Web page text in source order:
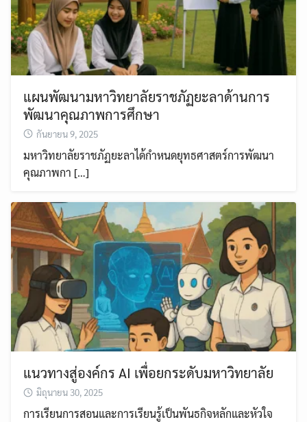
แผนพัฒนามหาวิทยาลัยราชภัฏยะลาด้านการ
พัฒนาคุณภาพการศึกษา
กันยายน 9, 2025
มหาวิทยาลัยราชภัฏยะลาได้กำหนดยุทธศาสตร์การพัฒนา
คุณภาพกา […]
แนวทางสู่องค์กร AI เพื่อยกระดับมหาวิทยาลัย
มิถุนายน 30, 2025
การเรียนการสอนและการเรียนรู้เป็นพันธกิจหลักและหัวใจ